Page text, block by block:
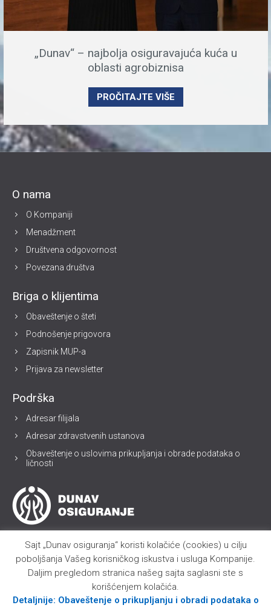
„Dunav“ – najbolja osiguravajuća kuća u
oblasti agrobiznisa
PROČITAJTE VIŠE
O nama
O Kompaniji
Menadžment
Društvena odgovornost
Povezana društva
Briga o klijentima
Obaveštenje o šteti
Podnošenje prigovora
Zapisnik MUP-a
Prijava za newsletter
Podrška
Adresar filijala
Adresar zdravstvenih ustanova
Obaveštenje o uslovima prikupljanja i obrade podataka o
ličnosti
Sajt „Dunav osiguranja“ koristi kolačiće (cookies) u cilju
poboljšanja Vašeg korisničkog iskustva i usluga Kompanije.
Daljim pregledom stranica našeg sajta saglasni ste s
korišćenjem kolačića.
Detaljnije: Obaveštenje o prikupljanju i obradi podataka o